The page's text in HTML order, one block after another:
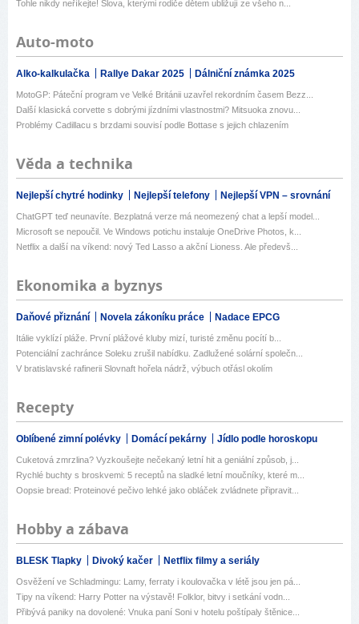
Tohle nikdy neříkejte! Slova, kterými rodiče dětem ubližují ze všeho n...
Auto-moto
Alko-kalkulačka Rallye Dakar 2025 Dálniční známka 2025
MotoGP: Páteční program ve Velké Británii uzavřel rekordním časem Bezz...
Další klasická corvette s dobrými jízdními vlastnostmi? Mitsuoka znovu...
Problémy Cadillacu s brzdami souvisí podle Bottase s jejich chlazením
Věda a technika
Nejlepší chytré hodinky Nejlepší telefony Nejlepší VPN – srovnání
ChatGPT teď neunavíte. Bezplatná verze má neomezený chat a lepší model...
Microsoft se nepoučil. Ve Windows potichu instaluje OneDrive Photos, k...
Netflix a další na víkend: nový Ted Lasso a akční Lioness. Ale předevš...
Ekonomika a byznys
Daňové přiznání Novela zákoníku práce Nadace EPCG
Itálie vyklízí pláže. První plážové kluby mizí, turisté změnu pocítí b...
Potenciální zachránce Soleku zrušil nabídku. Zadlužené solární společn...
V bratislavské rafinerii Slovnaft hořela nádrž, výbuch otřásl okolím
Recepty
Oblíbené zimní polévky Domácí pekárny Jídlo podle horoskopu
Cuketová zmrzlina? Vyzkoušejte nečekaný letní hit a geniální způsob, j...
Rychlé buchty s broskvemi: 5 receptů na sladké letní moučníky, které m...
Oopsie bread: Proteinové pečivo lehké jako obláček zvládnete připravit...
Hobby a zábava
BLESK Tlapky Divoký kačer Netflix filmy a seriály
Osvěžení ve Schladmingu: Lamy, ferraty i koulovačka v létě jsou jen pá...
Tipy na víkend: Harry Potter na výstavě! Folklor, bitvy i setkání vodn...
Přibývá paniky na dovolené: Vnuka paní Soni v hotelu poštípaly štěnice...